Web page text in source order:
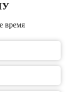
время